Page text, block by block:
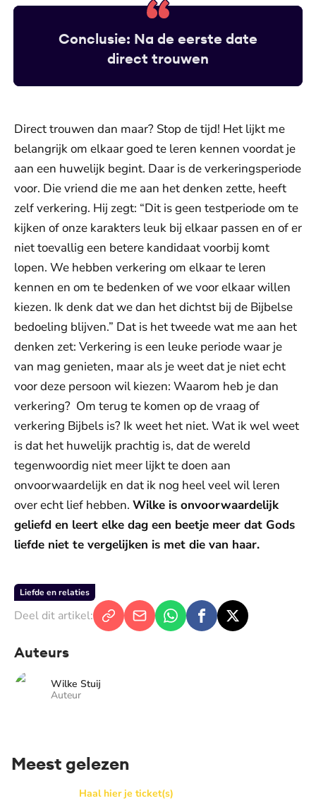
Conclusie: Na de eerste date
direct trouwen
Direct trouwen dan maar? Stop de tijd! Het lijkt me
belangrijk om elkaar goed te leren kennen voordat je
aan een huwelijk begint. Daar is de verkeringsperiode
voor. Die vriend die me aan het denken zette, heeft
zelf verkering. Hij zegt: “Dit is geen testperiode om te
kijken of onze karakters leuk bij elkaar passen en of er
niet toevallig een betere kandidaat voorbij komt
lopen. We hebben verkering om elkaar te leren
kennen en om te bedenken of we voor elkaar willen
kiezen. Ik denk dat we dan het dichtst bij de Bijbelse
bedoeling blijven.” Dat is het tweede wat me aan het
denken zet: Verkering is een leuke periode waar je
van mag genieten, maar als je weet dat je niet echt
voor deze persoon wil kiezen: Waarom heb je dan
verkering? Om terug te komen op de vraag of
verkering Bijbels is? Ik weet het niet. Wat ik wel weet
is dat het huwelijk prachtig is, dat de wereld
tegenwoordig niet meer lijkt te doen aan
onvoorwaardelijk en dat ik nog heel veel wil leren
over echt lief hebben. Wilke is onvoorwaardelijk
geliefd en leert elke dag een beetje meer dat Gods
liefde niet te vergelijken is met die van haar.
Liefde en relaties
Deel dit artikel:
Auteurs
Wilke Stuij
Auteur
Meest gelezen
BEAM x WAY: Kom naar ons Thanksgiving gala in de
Haal hier je ticket(s)